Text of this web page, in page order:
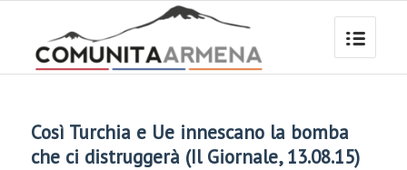
Così Turchia e Ue innescano la bomba
che ci distruggerà (Il Giornale, 13.08.15)